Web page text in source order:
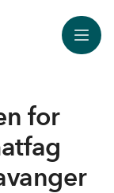
Meny
for